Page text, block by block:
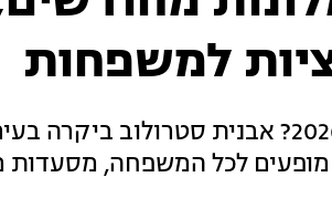
למשפחות
מה מחכה לנופשים באילת בקיץ 2026? אבנית
לכל המשפחה, מסעדות